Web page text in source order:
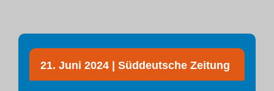
21. Juni 2024 | Süddeutsche Zeitung